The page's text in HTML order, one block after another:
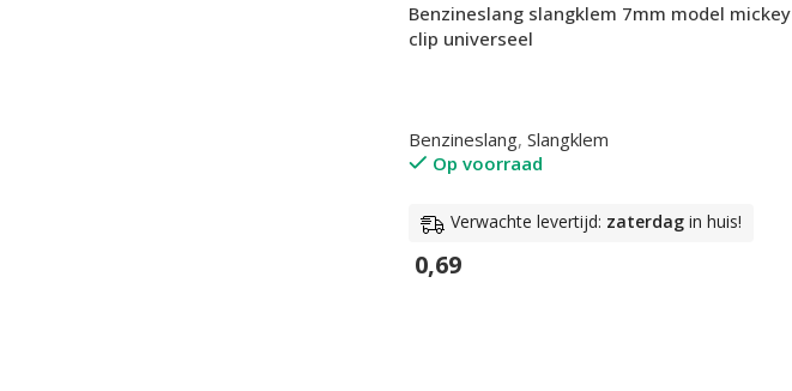
Benzineslang slangklem 7mm model mickey
clip universeel
Benzineslang, Slangklem
Op voorraad
Verwachte levertijd: zaterdag in huis!
0,69